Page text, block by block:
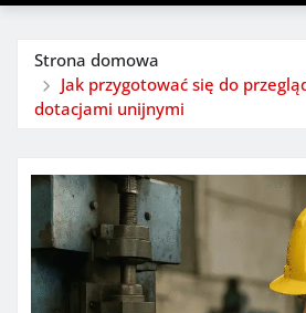
Strona domowa
Jak przygotować się do
dotacjami unijnymi